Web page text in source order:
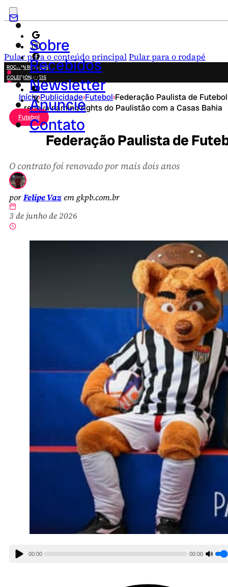
Pular para o conteúdo principalPular para o rodapé
Sobre
Recebidos
Newsletter
Anuncie
Contato
ROCK IN RIO 2026
COLECIONÁVEIS
FESTA JUNINA
NOVIDADES
CAMPANHAS CRIATIVAS
Início›Publicidade›Futebol›Federação Paulista de Futebol
renova naming rights do Paulistão com a Casas Bahia
Futebol
Federação Paulista de
O contrato foi renovado por mais dois anos
porFelipe Vazem gkpb.com.br
3 de junho de 2026
00:00 00:00